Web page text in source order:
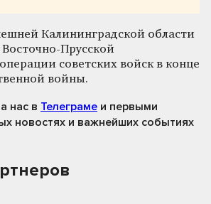
Калининградской области
Прусской
советских войск в конце
войны.
нас в Телеграме и первыми
новостях и важнейших событиях